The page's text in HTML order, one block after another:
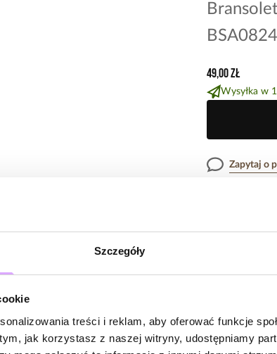
Szczegóły
treści i reklam, aby oferować funkcje
jak korzystasz z naszej witryny, udostępniamy
BSA0824
49,00 zł
Wysyłka w
Zapytaj o
Surowiec: stal
Rodzaj
Zobacz inne
Brak opinii
Jeszcze